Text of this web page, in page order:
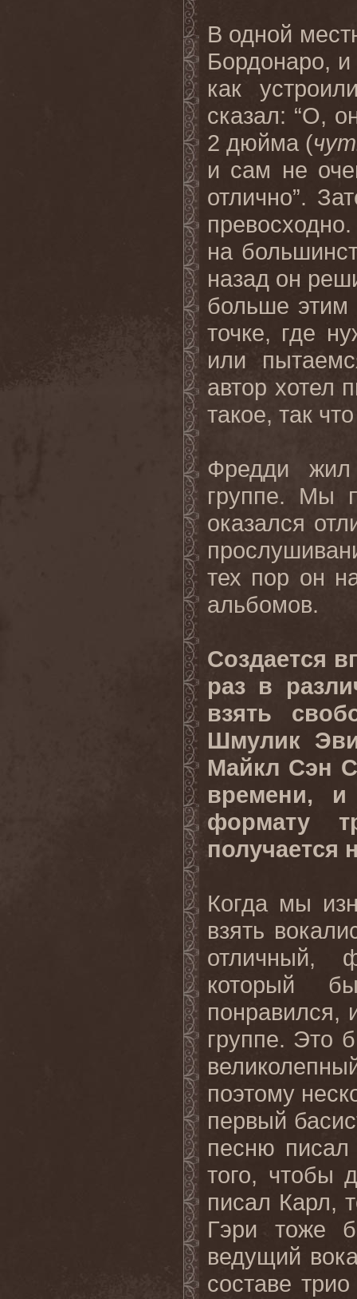
В одной
Бордонаро,
как
сказал: “О,
2 дюйма (
и сам не
отлично”.
на
назад он
больше этим
точке, где
или
автор хотел
такое, так
Фредди
группе. Мы
оказался
тех пор он
альбомов.
Создается
раз в
взять
Шмулик
Майкл Сэн
времени,
формату
получается
Когда мы
взять
отличный,
который
понравился,
группе. Это
поэтому
первый
песню
того, чтобы
писал Карл,
Гэри тоже
ведущий
составе